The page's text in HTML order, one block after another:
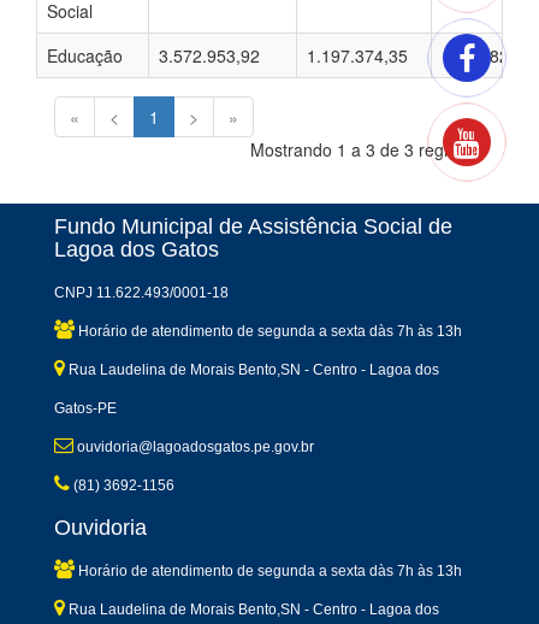
Social
Educação
3.572.953,92 1.197.374,35
« < 1 >
»
Mostrando 1 a 3 de 3 registros
Fundo Municipal de Assistência Social de
Lagoa dos Gatos
CNPJ 11.622.493/0001-18
Horário de atendimento de segunda a sexta dàs 7h às 13h
Rua Laudelina de Morais Bento,SN - Centro - Lagoa dos
Gatos-PE
ouvidoria@lagoadosgatos.pe.gov.br
(81) 3692-1156
Ouvidoria
Horário de atendimento de segunda a sexta dàs 7h às 13h
Rua Laudelina de Morais Bento,SN - Centro - Lagoa dos